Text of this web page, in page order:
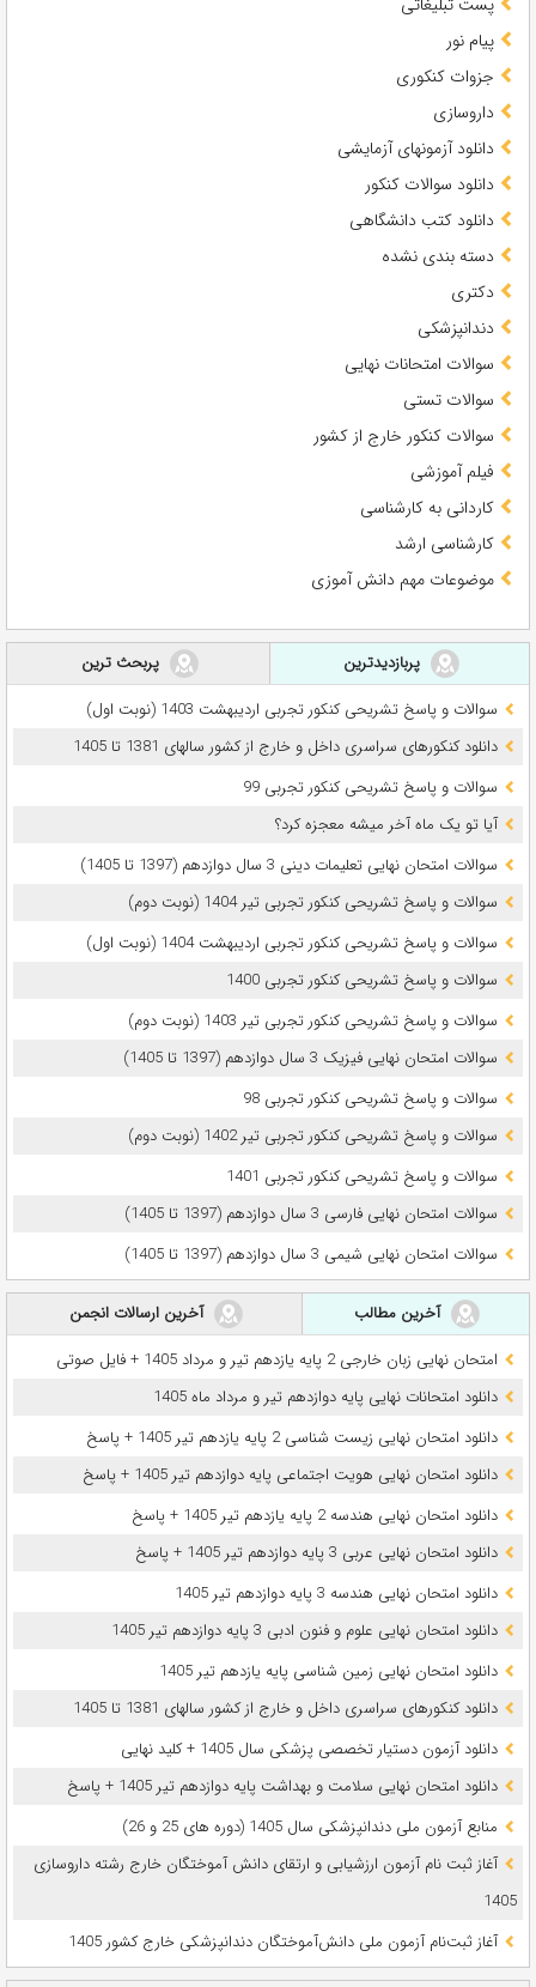
پیام نور
جزوات کنکوری
داروسازی
دانلود آزمونهای آزمایشی
دانلود سوالات کنکور
دانلود کتب دانشگاهی
دسته بندی نشده
دکتری
دندانپزشکی
سوالات امتحانات نهایی
سوالات تستی
سوالات کنکور خارج از کشور
فیلم آموزشی
کاردانی به کارشناسی
کارشناسی ارشد
موضوعات مهم دانش آموزی
پربازدیدترین
پربحث ترین
سوالات و پاسخ تشریحی کنکور تجربی اردیبهشت 1403 (نوبت اول)
دانلود کنکورهای سراسری داخل و خارج از کشور سالهای 1381 تا 1405
سوالات و پاسخ تشریحی کنکور تجربی 99
آیا تو یک ماه آخر میشه معجزه کرد؟
سوالات امتحان نهایی تعلیمات دینی 3 سال دوازدهم (1397 تا 1405)
سوالات و پاسخ تشریحی کنکور تجربی تیر 1404 (نوبت دوم)
سوالات و پاسخ تشریحی کنکور تجربی اردیبهشت 1404 (نوبت اول)
سوالات و پاسخ تشریحی کنکور تجربی 1400
سوالات و پاسخ تشریحی کنکور تجربی تیر 1403 (نوبت دوم)
سوالات امتحان نهایی فیزیک 3 سال دوازدهم (1397 تا 1405)
سوالات و پاسخ تشریحی کنکور تجربی 98
سوالات و پاسخ تشریحی کنکور تجربی تیر 1402 (نوبت دوم)
سوالات و پاسخ تشریحی کنکور تجربی 1401
سوالات امتحان نهایی فارسی 3 سال دوازدهم (1397 تا 1405)
سوالات امتحان نهایی شیمی 3 سال دوازدهم (1397 تا 1405)
آخرین مطالب
آخرین ارسالات انجمن
امتحان نهایی زبان خارجی 2 پایه یازدهم تیر و مرداد 1405 + فایل صوتی
دانلود امتحانات نهایی پایه دوازدهم تیر و مرداد ماه 1405
دانلود امتحان نهایی زیست شناسی 2 پایه یازدهم تیر 1405 + پاسخ
دانلود امتحان نهایی هویت اجتماعی پایه دوازدهم تیر 1405 + پاسخ
دانلود امتحان نهایی هندسه 2 پایه یازدهم تیر 1405 + پاسخ
دانلود امتحان نهایی عربی 3 پایه دوازدهم تیر 1405 + پاسخ
دانلود امتحان نهایی هندسه 3 پایه دوازدهم تیر 1405
دانلود امتحان نهایی علوم و فنون ادبی 3 پایه دوازدهم تیر 1405
دانلود امتحان نهایی زمین شناسی پایه یازدهم تیر 1405
دانلود کنکورهای سراسری داخل و خارج از کشور سالهای 1381 تا 1405
دانلود آزمون دستیار تخصصی پزشکی سال 1405 + کلید نهایی
دانلود امتحان نهایی سلامت و بهداشت پایه دوازدهم تیر 1405 + پاسخ
ﻣﻨﺎﺑﻊ آزﻣﻮن ﻣﻠﯽ دندانپزشکی سال 1405 (دوره های 25 و 26)
آغاز ثبت نام آزمون‌ ارزشیابی و ارتقای دانش آموختگان خارج رشته داروسازی
1405
آغاز ثبت‌نام آزمون ملی دانش‌آموختگان دندانپزشکی خارج کشور 1405